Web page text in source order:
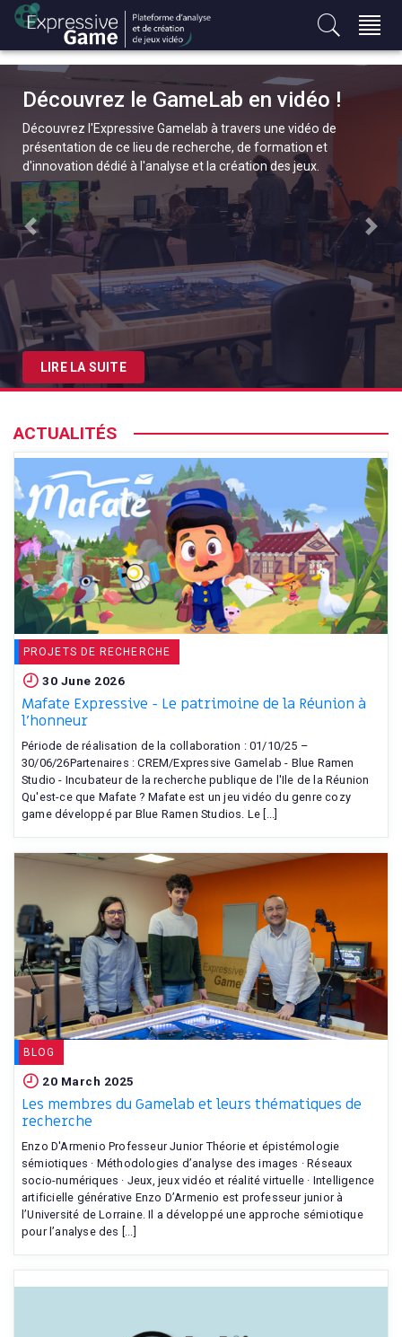
i
n
Découvrez le GameLab en vidéo !
Découvrez l'Expressive Gamelab à travers une vidéo de
présentation de ce lieu de recherche, de formation et
d'innovation dédié à l'analyse et la création des jeux.
LIRE LA SUITE
Previous Next
ACTUALITÉS
PROJETS DE RECHERCHE
30 June 2026
Mafate Expressive - Le patrimoine de la Réunion à
l'honneur
Période de réalisation de la collaboration : 01/10/25 –
30/06/26Partenaires : CREM/Expressive Gamelab - Blue Ramen
Studio - Incubateur de la recherche publique de l'Ile de la Réunion
Qu'est-ce que Mafate ? Mafate est un jeu vidéo du genre cozy
game développé par Blue Ramen Studios. Le [...]
BLOG
20 March 2025
Les membres du Gamelab et leurs thématiques de
recherche
Enzo D'Armenio Professeur Junior Théorie et épistémologie
sémiotiques · Méthodologies d’analyse des images · Réseaux
socio-numériques · Jeux, jeux vidéo et réalité virtuelle · Intelligence
artificielle générative Enzo D’Armenio est professeur junior à
l’Université de Lorraine. Il a développé une approche sémiotique
pour l’analyse des [...]